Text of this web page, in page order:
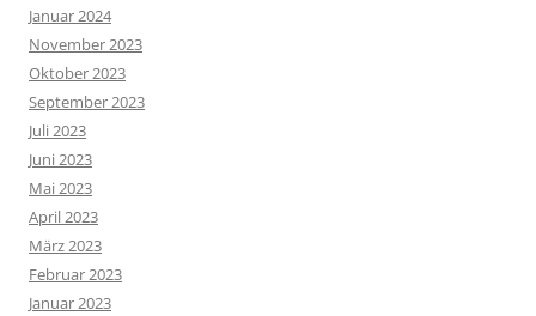
Januar 2024
November 2023
Oktober 2023
September 2023
Juli 2023
Juni 2023
Mai 2023
April 2023
März 2023
Februar 2023
Januar 2023